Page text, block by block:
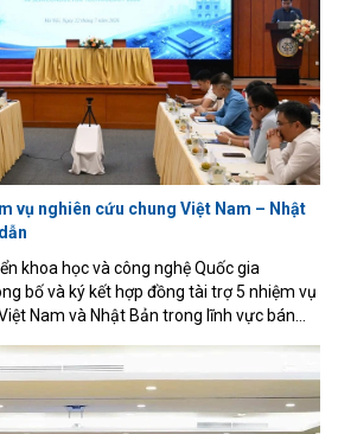
vụ nghiên cứu chung Việt Nam – Nhật
khoa học và công nghệ Quốc gia
bố và ký kết hợp đồng tài trợ 5 nhiệm vụ
Nam và Nhật Bản trong lĩnh vực bán
các dự án nghiên cứu chung, góp
nghệ lõi và phát triển hệ sinh thái bán